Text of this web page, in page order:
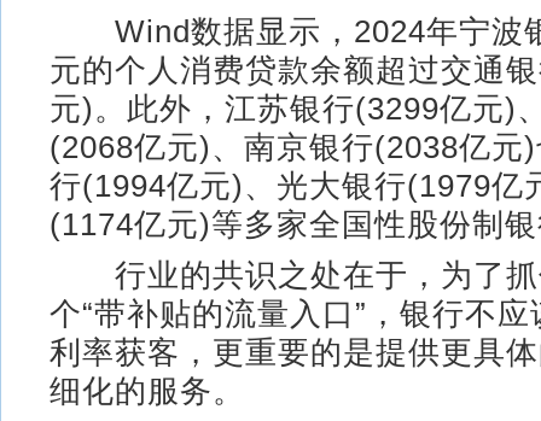
Wind数据显示，2024年宁波
元的个人消费贷款余额超过交通
元)。此外，江苏银行(3299亿元)
(2068亿元)、南京银行(2038亿元
行(1994亿元)、光大银行(1979亿
(1174亿元)等多家全国性股份制
行业的共识之处在于，为了抓
个“带补贴的流量入口”，银行不
利率获客，更重要的是提供更具
细化的服务。